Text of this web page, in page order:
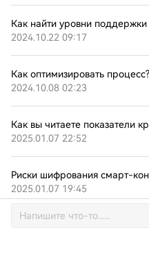
Как найти уровни поддержки
2024.10.22 09:17
Как оптимизировать процесс?
2024.10.08 02:23
Как вы читаете показатели
2025.01.07 22:52
Риски шифрования смарт-
2025.01.07 19:45